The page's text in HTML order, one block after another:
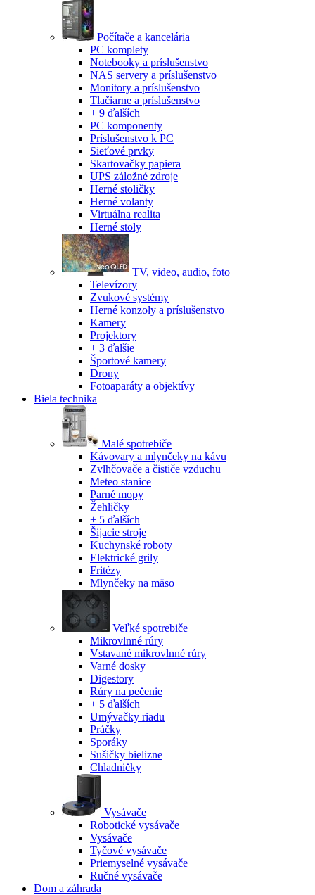
Počítače a kancelária
PC komplety
Notebooky a príslušenstvo
NAS servery a príslušenstvo
Monitory a príslušenstvo
Tlačiarne a príslušenstvo
+ 9 ďalších
PC komponenty
Príslušenstvo k PC
Sieťové prvky
Skartovačky papiera
UPS záložné zdroje
Herné stoličky
Herné volanty
Virtuálna realita
Herné stoly
TV, video, audio, foto
Televízory
Zvukové systémy
Herné konzoly a príslušenstvo
Kamery
Projektory
+ 3 ďalšie
Športové kamery
Drony
Fotoaparáty a objektívy
Biela technika
Malé spotrebiče
Kávovary a mlynčeky na kávu
Zvlhčovače a čističe vzduchu
Meteo stanice
Parné mopy
Žehličky
+ 5 ďalších
Šijacie stroje
Kuchynské roboty
Elektrické grily
Fritézy
Mlynčeky na mäso
Veľké spotrebiče
Mikrovlnné rúry
Vstavané mikrovlnné rúry
Varné dosky
Digestory
Rúry na pečenie
+ 5 ďalších
Umývačky riadu
Práčky
Sporáky
Sušičky bielizne
Chladničky
Vysávače
Robotické vysávače
Vysávače
Tyčové vysávače
Priemyselné vysávače
Ručné vysávače
Dom a záhrada